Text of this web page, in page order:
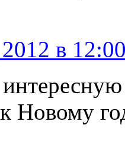
в
Новому